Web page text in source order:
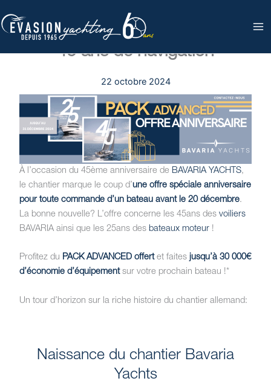
au
contenuAnniversaire BAVARIA YACHTS:
45 ans de navigation
22 octobre 2024
À l’occasion du 45ème anniversaire de BAVARIA YACHTS,
le chantier marque le coup d’une offre spéciale anniversaire
pour toute commande d’un bateau avant le 20 décembre.
La bonne nouvelle? L’offre concerne les 45ans desvoiliers
BAVARIA ainsi que les 25ans desbateaux moteur !
Profitez du PACK ADVANCED offertet faites jusqu’à 30 000€
d’économie d’équipementsur votre prochain bateau !*
Un tour d’horizon sur la riche histoire du chantier allemand:
Naissance du chantier Bavaria
Yachts